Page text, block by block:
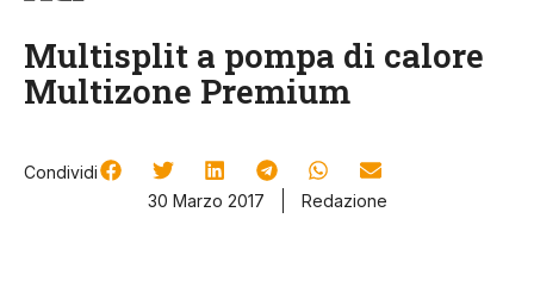
Multisplit a pompa di calore
Multizone Premium
Condividi
30 Marzo 2017
Redazione